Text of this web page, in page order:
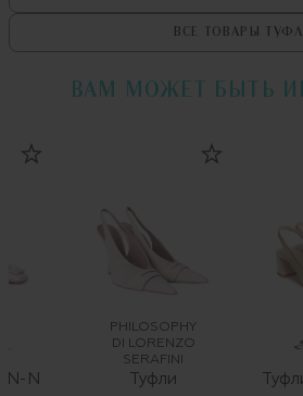
ВСЕ ТОВАРЫ
ВАМ МОЖЕТ БЫТЬ
N
PHILOSOPHY
DI LORENZO
SERAFINI
Туфли